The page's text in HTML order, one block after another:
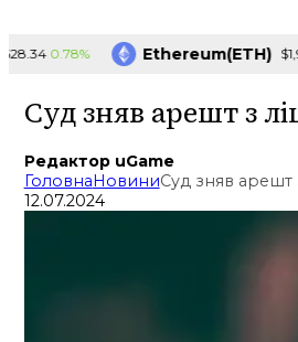
0.78% Ethereum(ETH)
Суд зняв арешт з
Редактор uGame
ГоловнаНовиниСуд зняв арешт
12.07.2024